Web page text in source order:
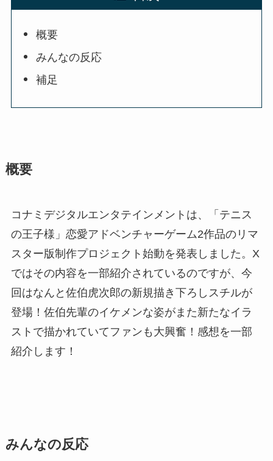
概要
みんなの反応
補足
概要
コナミデジタルエンタテインメントは、「テニス
の王子様」恋愛アドベンチャーゲーム2作品のリマ
スター版制作プロジェクト始動を発表しました。X
ではその内容を一部紹介されているのですが、今
回はなんと佐伯虎次郎の新規描き下ろしスチルが
登場！佐伯先輩のイケメンな姿がまた新たなイラ
ストで描かれていてファンも大興奮！感想を一部
紹介します！
みんなの反応